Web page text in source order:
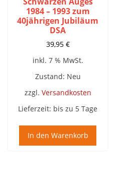
1984 – 1993 zum
40jährigen Jubiläum
DSA
39,95 €
inkl. 7 % MwSt.
Zustand: Neu
zzgl. Versandkosten
Lieferzeit: bis zu 5 Tage
In den Warenkorb